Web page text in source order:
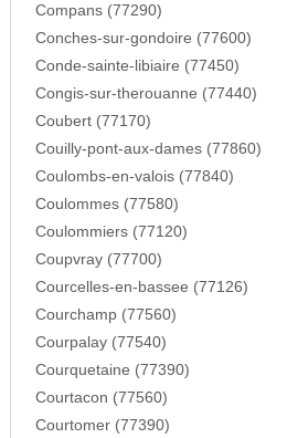
Compans (77290)
Conches-sur-gondoire (77600)
Conde-sainte-libiaire (77450)
Congis-sur-therouanne (77440)
Coubert (77170)
Couilly-pont-aux-dames (77860)
Coulombs-en-valois (77840)
Coulommes (77580)
Coulommiers (77120)
Coupvray (77700)
Courcelles-en-bassee (77126)
Courchamp (77560)
Courpalay (77540)
Courquetaine (77390)
Courtacon (77560)
Courtomer (77390)